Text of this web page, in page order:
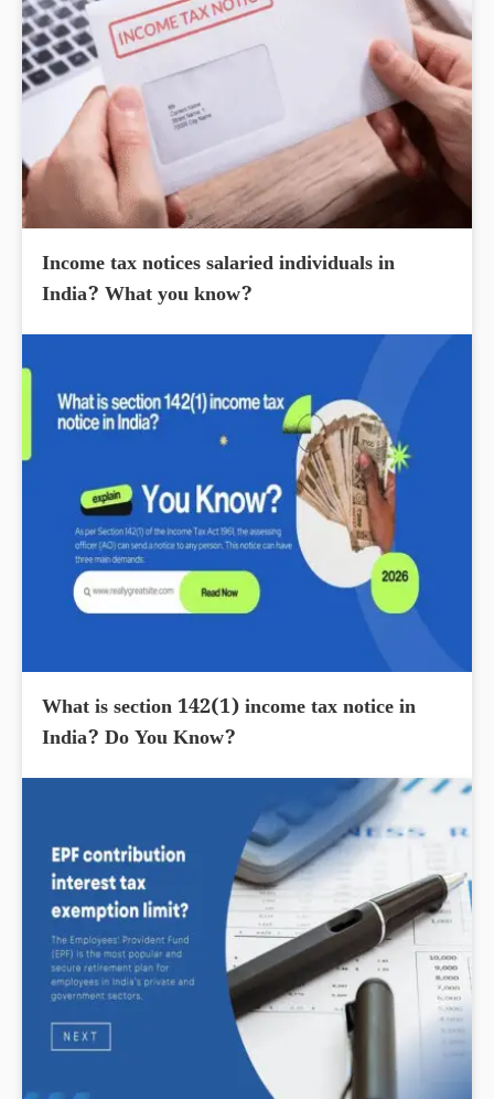
Income tax notices salaried individuals in
India? What you know?
What is section 142(1) income tax notice in
India? Do You Know?